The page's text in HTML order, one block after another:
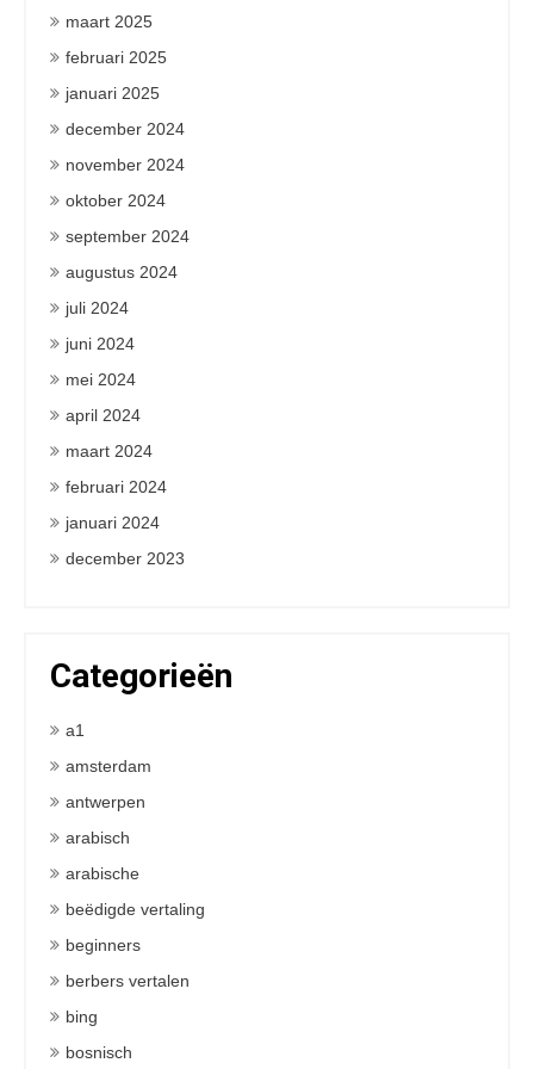
maart 2025
februari 2025
januari 2025
december 2024
november 2024
oktober 2024
september 2024
augustus 2024
juli 2024
juni 2024
mei 2024
april 2024
maart 2024
februari 2024
januari 2024
december 2023
Categorieën
a1
amsterdam
antwerpen
arabisch
arabische
beëdigde vertaling
beginners
berbers vertalen
bing
bosnisch